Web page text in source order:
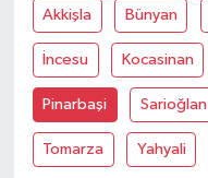
Akkişla Bünyan
İncesu Kocasinan
Pinarbaşi Sarioğlan
Tomarza Yahyali